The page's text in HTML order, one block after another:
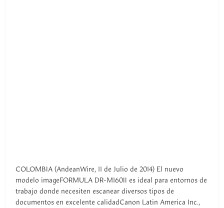
COLOMBIA (AndeanWire, 11 de Julio de 2014) El nuevo
modelo imageFORMULA DR-M160II es ideal para entornos de
trabajo donde necesiten escanear diversos tipos de
documentos en excelente calidadCanon Latin America Inc.,